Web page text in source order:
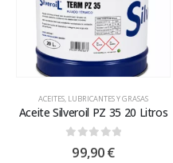
ACEITES, LUBRICANTES Y GRASAS
Aceite Silveroil PZ 35 20 Litros
out of 5
99,90€